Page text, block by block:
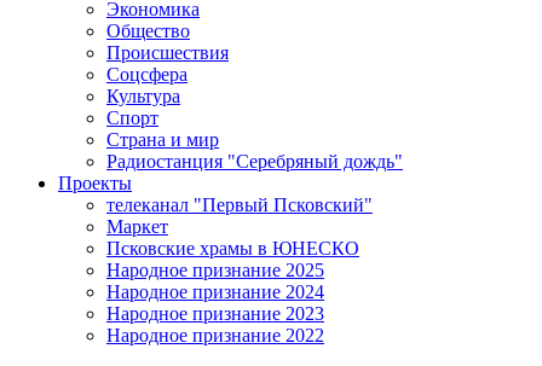
Экономика
Общество
Происшествия
Соцсфера
Культура
Спорт
Страна и мир
Радиостанция "Серебряный дождь"
Проекты
телеканал "Первый Псковский"
Маркет
Псковские храмы в ЮНЕСКО
Народное признание 2025
Народное признание 2024
Народное признание 2023
Народное признание 2022